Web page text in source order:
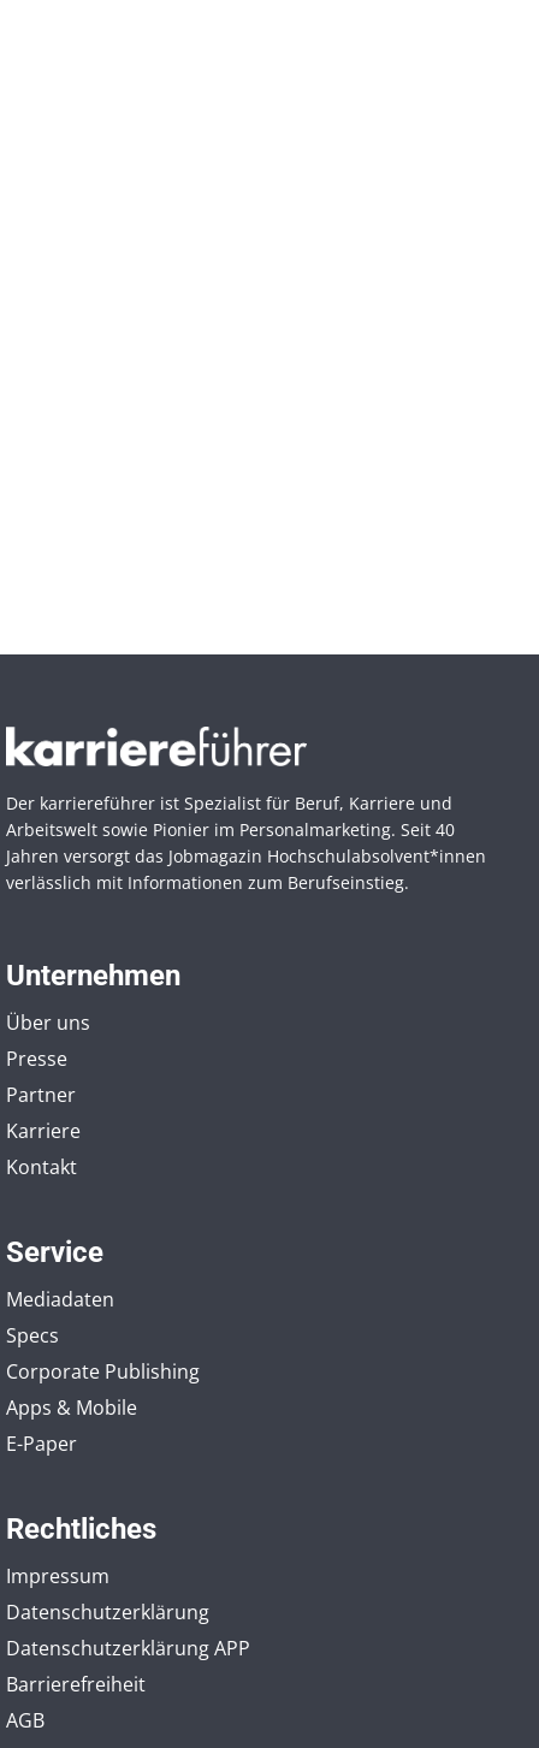
Der karriereführer ist Spezialist für Beruf, Karriere und
Arbeitswelt sowie Pionier im Personal­marketing. Seit 40
Jahren versorgt das Jobmagazin Hochschul­absolvent*innen
verlässlich mit Informationen zum Berufseinstieg.
Unternehmen
Über uns
Presse
Partner
Karriere
Kontakt
Service
Mediadaten
Specs
Corporate Publishing
Apps & Mobile
E-Paper
Rechtliches
Impressum
Datenschutzerklärung
Datenschutzerklärung APP
Barrierefreiheit
AGB